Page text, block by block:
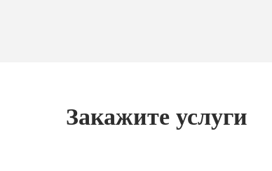
Закажите услуги